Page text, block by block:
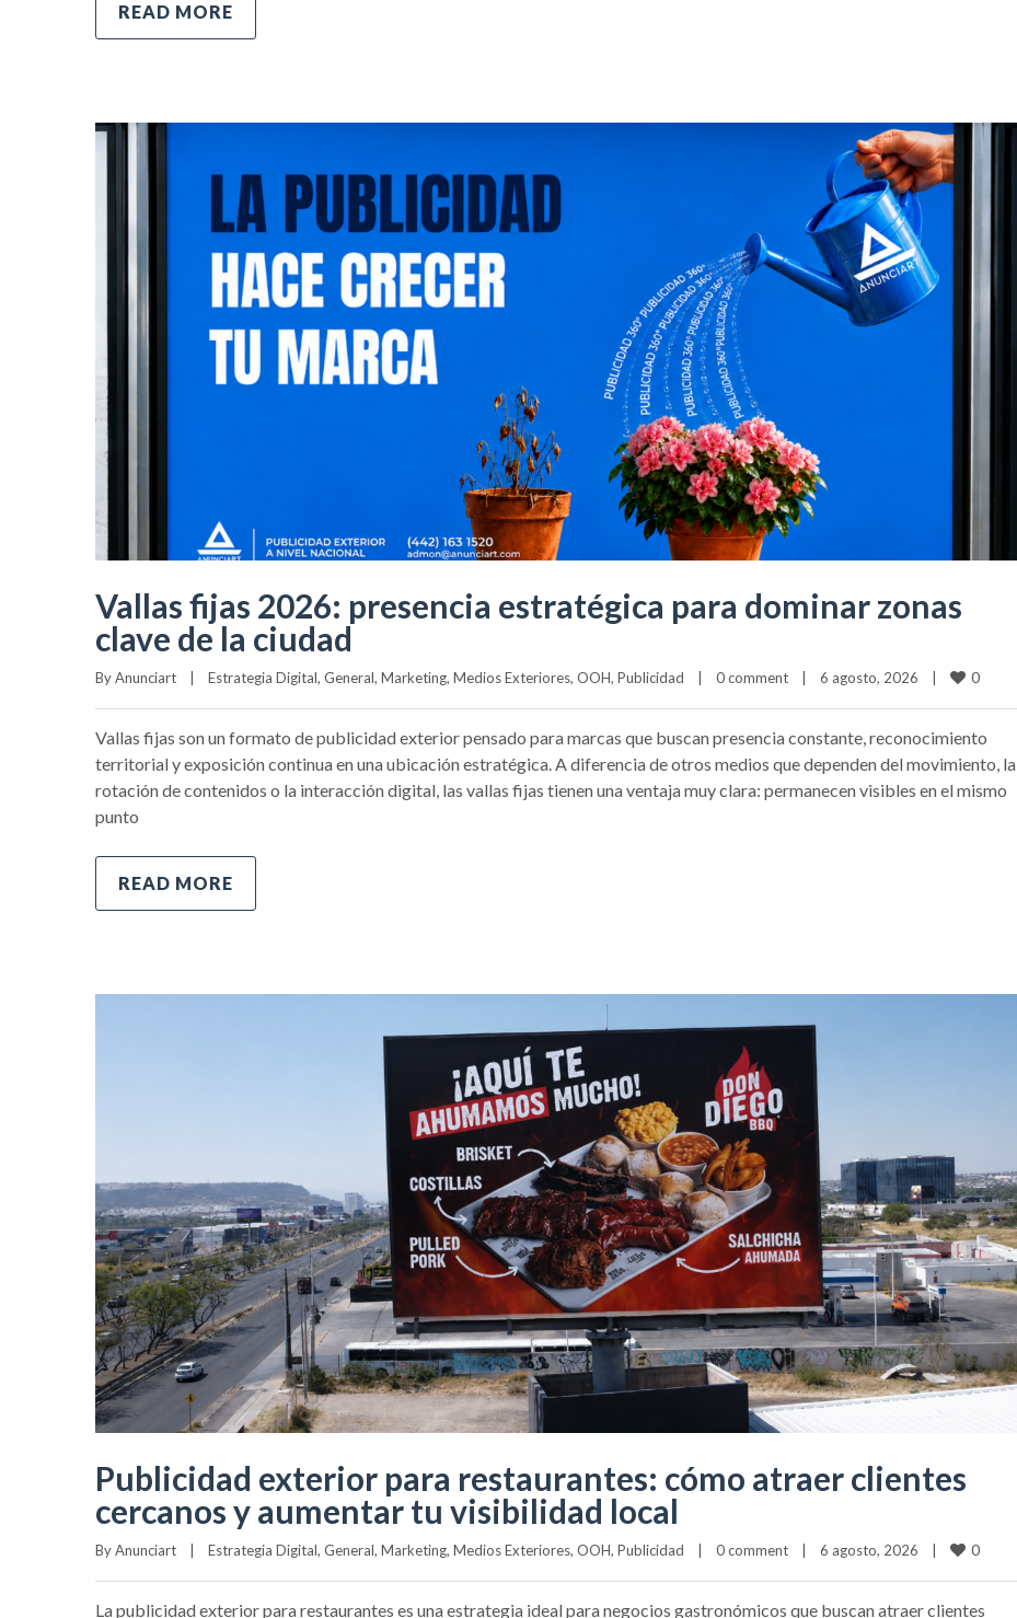
READ MORE
Vallas fijas 2026: presencia estratégica para dominar zonas
clave de la ciudad
By Anunciart Estrategia Digital, General, Marketing, Medios Exteriores, OOH, Publicidad 0 comment 6 agosto, 2026 0
Vallas fijas son un formato de publicidad exterior pensado para marcas que buscan presencia constante, reconocimiento
territorial y exposición continua en una ubicación estratégica. A diferencia de otros medios que dependen del movimiento, la
rotación de contenidos o la interacción digital, las vallas fijas tienen una ventaja muy clara: permanecen visibles en el mismo
punto
READ MORE
Publicidad exterior para restaurantes: cómo atraer clientes
cercanos y aumentar tu visibilidad local
By Anunciart Estrategia Digital, General, Marketing, Medios Exteriores, OOH, Publicidad 0 comment 6 agosto, 2026 0
La publicidad exterior para restaurantes es una estrategia ideal para negocios gastronómicos que buscan atraer clientes